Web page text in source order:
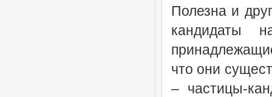
Полезна и
кандидаты
что они
– частицы-